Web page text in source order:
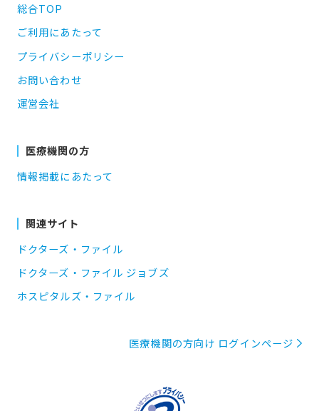
総合TOP
ご利用にあたって
プライバシーポリシー
お問い合わせ
運営会社
医療機関の方
情報掲載にあたって
関連サイト
ドクターズ・ファイル
ドクターズ・ファイル ジョブズ
ホスピタルズ・ファイル
医療機関の方向け ログインページ